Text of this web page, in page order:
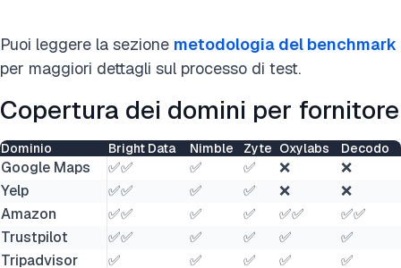
Puoi leggere la sezione metodologia del benchmark
per maggiori dettagli sul processo di test.
Copertura dei domini per fornitore
Dominio Bright Data Nimble Zyte Oxylabs Decodo
Google Maps ✅✅ ✅ ✅ ❌
❌
Yelp
✅✅ ✅ ✅ ❌
❌
Amazon
✅✅ ✅ ✅ ✅✅
✅✅
Trustpilot
✅✅ ✅ ✅ ✅
✅
Tripadvisor
✅ ✅ ✅ ✅ ✅